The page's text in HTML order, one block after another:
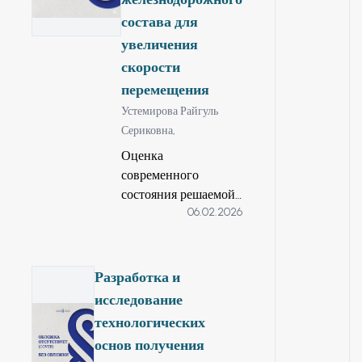
энергосбережения,
технической
готовности
основного горного и
транспортного
оборудования,
контроля и учёта
расхода топлива,
планирования и
нормирования
объёмов извлекаемой
планируемом
периоде.
состава для
увеличения
скорости
перемещения
Устемирова Райгуль
Сериковна,
Оценка
современного
состояния решаемой
научной или научно
транспорта, в т.ч.
транспорта в
Казахстане очень
велико. Более 68 %
06.02.2026
Разработка и
исследование
технологических
основ получения